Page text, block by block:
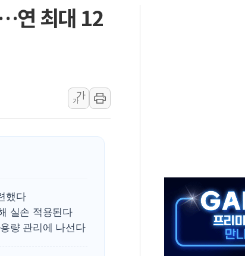
동해시, 11~14일 '별똥별 멍' 운영…페르세우스 유성우 관
강원 중·남부 동해안 시간당 50mm 이상 폭우…호우경보
'호우 특보' 경북 울진 시간당 20~30mm 강한 비...가뭄 해
주말 무더위·열대야 지속…내륙 곳곳 소나기
한상협, 업계 개인정보 보안 새판 짠다…'자율규제단체'
연 최대 12
가
가
했다
실손 적용된다
량 관리에 나선다